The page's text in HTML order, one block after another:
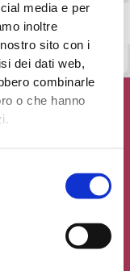
media e per
inoltre
sito con i
dei dati web,
combinarle
o che hanno